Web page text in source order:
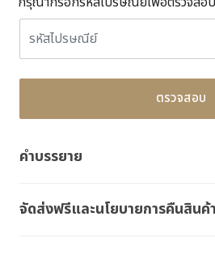
ตรวจสอบ
คำบรรยาย
จัดส่งฟรีและนโยบายการคืนสินค้